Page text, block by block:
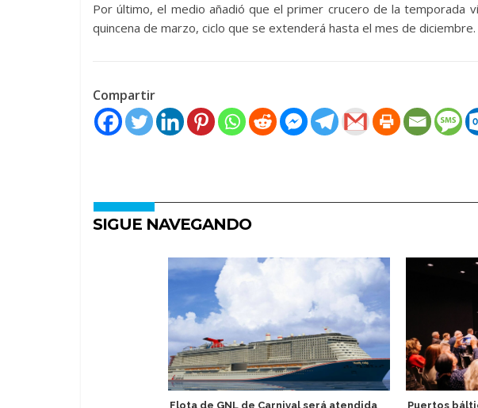
Por último, el medio añadió que el primer crucero de la temporada
quincena de marzo, ciclo que se extenderá hasta el mes de diciembre.
Compartir
SIGUE NAVEGANDO
Flota de GNL de Carnival será atendida
Puertos